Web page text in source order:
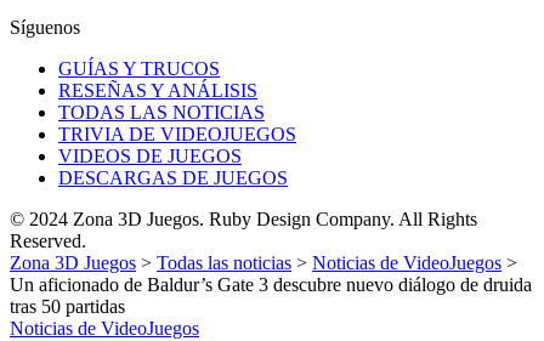
Síguenos
GUÍAS Y TRUCOS
RESEÑAS Y ANÁLISIS
TODAS LAS NOTICIAS
TRIVIA DE VIDEOJUEGOS
VIDEOS DE JUEGOS
DESCARGAS DE JUEGOS
© 2024 Zona 3D Juegos. Ruby Design Company. All Rights
Reserved.
Zona 3D Juegos > Todas las noticias > Noticias de VideoJuegos >
Un aficionado de Baldur’s Gate 3 descubre nuevo diálogo de druida
tras 50 partidas
Noticias de VideoJuegos